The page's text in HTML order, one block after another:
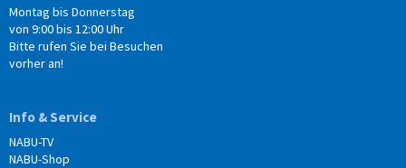
Montag bis Donnerstag
von 9:00 bis 12:00 Uhr
Bitte rufen Sie bei Besuchen
vorher an!
Info & Service
NABU-TV
NABU-Shop